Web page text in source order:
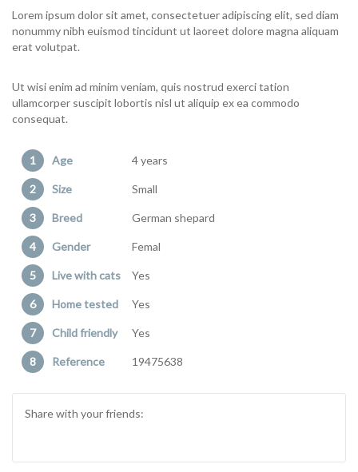
Lorem ipsum dolor sit amet, consectetuer adipiscing elit, sed diam
nonummy nibh euismod tincidunt ut laoreet dolore magna aliquam
erat volutpat.
Ut wisi enim ad minim veniam, quis nostrud exerci tation
ullamcorper suscipit lobortis nisl ut aliquip ex ea commodo
consequat.
Age 4 years
Size Small
Breed German shepard
Gender Femal
Live with cats Yes
Home tested Yes
Child friendly Yes
Reference 19475638
Share with your friends: